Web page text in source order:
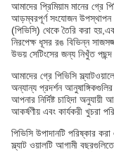
আমাদের প্রিমিয়াম মানের গ্রে
আড়ম্বরপূর্ণ সংযোজন
(পিভিসি) থেকে তৈরি করা
নিরপেক্ষ ধূসর রঙ বিভিন্ন
উভয় সেটিংসের জন্য নিখুঁত
আমাদের গ্রে পিভিসি
অন্যান্য প্রদর্শন
আপনার নির্দিষ্ট চাহিদা
আকর্ষণীয় এবং কার্যকরী খুচরা
পিভিসি উপাদানটি পরিষ্কার
স্ল্যাট ওয়ালটি আগামী